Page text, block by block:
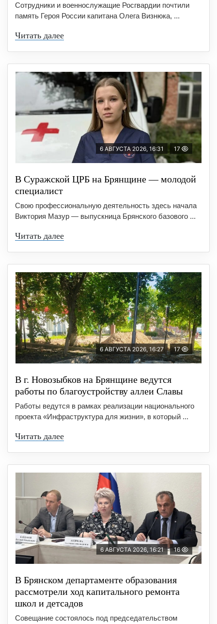
Сотрудники и военнослужащие Росгвардии почтили
память Героя России капитана Олега Визнюка, ...
Читать далее
6 АВГУСТА 2026, 16:31 17
В Суражской ЦРБ на Брянщине — молодой
специалист
Свою профессиональную деятельность здесь начала
Виктория Мазур — выпускница Брянского базового ...
Читать далее
6 АВГУСТА 2026, 16:27 17
В г. Новозыбков на Брянщине ведутся
работы по благоустройству аллеи Славы
Работы ведутся в рамках реализации национального
проекта «Инфраструктура для жизни», в который ...
Читать далее
6 АВГУСТА 2026, 16:21 16
В Брянском департаменте образования
рассмотрели ход капитального ремонта
школ и детсадов
Совещание состоялось под председательством